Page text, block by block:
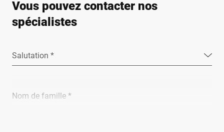
Vous pouvez contacter nos
spécialistes
Salutation *
Nom de famille *